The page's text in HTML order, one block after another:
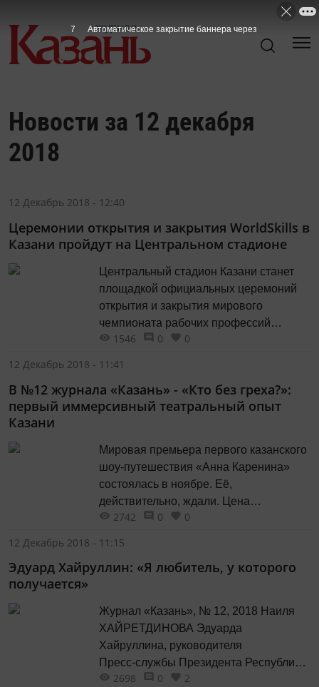
Новости за 12 декабря
2018
12 Декабрь 2018 - 12:40
Церемонии открытия и закрытия WorldSkills в
Казани пройдут на Центральном стадионе
Центральный стадион Казани станет
площадкой официальных церемоний
открытия и закрытия мирового
чемпионата рабочих профессий
WorldSkills-2019. Актуальные вопросы
ходе выездного совещания с участием
Мэра Казани Ильсура Метшина.
профессиональному мастерству по
стандартам WorldSkills соберет
молодых профессионалов из более 60
стран мира,...
1546 0
0
12 Декабрь 2018 - 11:41
В №12 журнала «Казань» - «Кто без греха?»:
первый иммерсивный театральный опыт
Казани
Мировая премьера первого казанского
шоу-путешествия «Анна Каренина»
состоялась в ноябре. Её,
действительно, ждали. Цена
настораживала, реклама интриговала,
замыслу фонда поддержки
город» была дана непривычная
театральная жизнь. В угоду искусству
старинный особняк Демидова отдал
себя целиком декорациям и действу:
под спектакль...
2742 0
0
12 Декабрь 2018 - 11:15
Эдуард Хайруллин: «Я любитель, у которого
получается»
Журнал «Казань», № 12, 2018 Наиля
ХАЙРЕТДИНОВА Эдуарда
Хайруллина, руководителя
Пресс‑службы Президента Республики
Татарстан, знают многие. Его рабочий
2698 0
2
7 Автоматическое закрытие баннера через